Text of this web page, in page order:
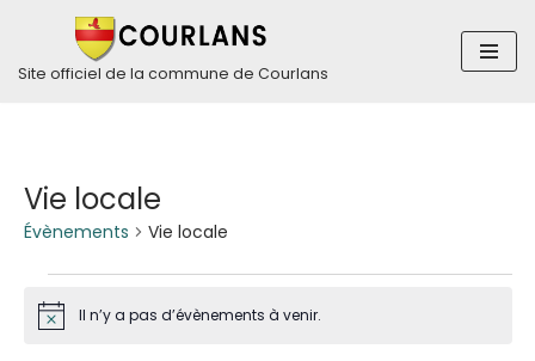
Aller
Site officiel de la commune de Courlans
Vie locale
Évènements Vie locale
NoticeIl n’y a pas d’évènements à venir.